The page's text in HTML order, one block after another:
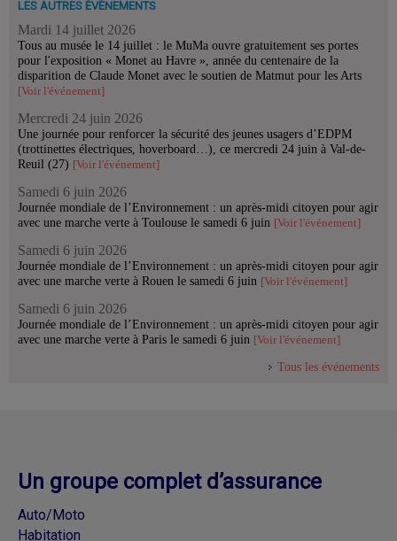
LES AUTRES ÉVÉNEMENTS
Mardi 14 juillet 2026
Tous au musée le 14 juillet : le MuMa ouvre gratuitement ses portes
pour l'exposition « Monet au Havre », année du centenaire de la
disparition de Claude Monet avec le soutien de Matmut pour les Arts
[Voir l'événement]
Mercredi 24 juin 2026
Une journée pour renforcer la sécurité des jeunes usagers d’EDPM
(trottinettes électriques, hoverboard…), ce mercredi 24 juin à Val-de-
Reuil (27) [Voir l'événement]
Samedi 6 juin 2026
Journée mondiale de l’Environnement : un après-midi citoyen pour agir
avec une marche verte à Toulouse le samedi 6 juin [Voir l'événement]
Samedi 6 juin 2026
Journée mondiale de l’Environnement : un après-midi citoyen pour agir
avec une marche verte à Rouen le samedi 6 juin [Voir l'événement]
Samedi 6 juin 2026
Journée mondiale de l’Environnement : un après-midi citoyen pour agir
avec une marche verte à Paris le samedi 6 juin [Voir l'événement]
Tous les événements
Un groupe complet d’assurance
Auto/Moto
Habitation